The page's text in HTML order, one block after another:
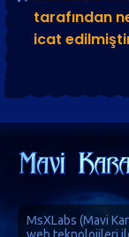
tarafından
icat
MsXLabs (Mavi